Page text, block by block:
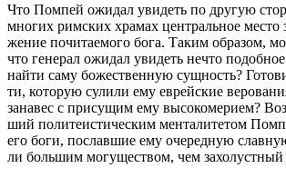
Что Пом­пей ожи­дал уви­деть по дру­гую
мно­гих рим­ских хра­мах цен­траль­ное место
же­ние почи­та­е­мо­го бога. Таким обра­зом,
что гене­рал ожи­дал уви­деть нечто
най­ти саму боже­ствен­ную сущ­ность?
ти, кото­рую сули­ли ему еврей­ские
зана­вес с при­су­щим ему высо­ко­ме­ри­ем?
ший поли­те­и­сти­че­ским мен­та­ли­те­том
его боги, послав­шие ему оче­ред­ную
ли боль­шим могу­ще­ством, чем захо­луст­ный